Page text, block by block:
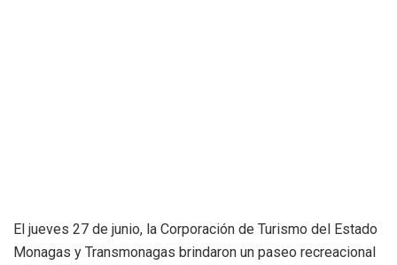
El jueves 27 de junio, la Corporación de Turismo del Estado
Monagas y Transmonagas brindaron un paseo recreacional